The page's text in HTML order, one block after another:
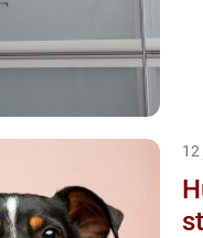
12